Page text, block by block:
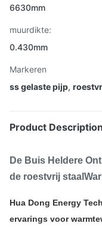
6630mm
muurdikte:
0.430mm
Markeren
ss gelaste pijp,
Product Description
De Buis Heldere
de roestvrij
Hua Dong Energy
ervarings voor